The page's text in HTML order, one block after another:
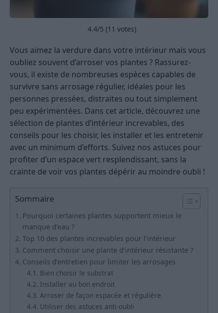
4.4/5 (11 votes)
Vous aimez la verdure dans votre intérieur mais vous
oubliez souvent d’arroser vos plantes ? Rassurez-
vous, il existe de nombreuses espèces capables de
survivre sans arrosage régulier, idéales pour les
personnes pressées, distraites ou tout simplement
peu expérimentées. Dans cet article, découvrez une
sélection de plantes d’intérieur increvables, des
conseils pour les choisir, les installer et les entretenir
avec un minimum d’efforts. Suivez nos astuces pour
profiter d’un espace vert resplendissant, sans la
crainte de voir vos plantes dépérir au moindre oubli !
Sommaire
Pourquoi certaines plantes supportent mieux le
manque d’eau ?
Top 10 des plantes increvables pour l’intérieur
Comment choisir une plante d’intérieur résistante ?
Conseils d’entretien pour limiter les arrosages
Bien choisir le substrat
Installer au bon endroit
Arroser de façon espacée et régulière
Utiliser des astuces anti-oubli